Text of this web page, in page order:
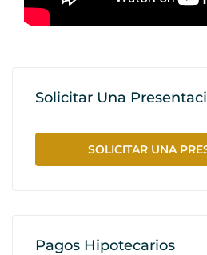
Solicitar Una
SOLICITAR UNA
Pagos Hipotecarios